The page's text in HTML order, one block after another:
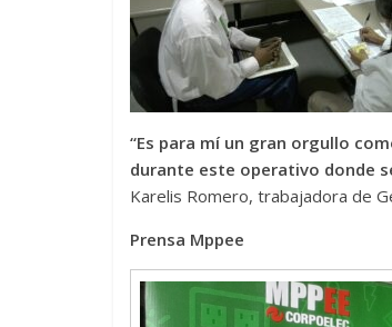
“Es para mí un gran orgullo
durante este operativo donde
Karelis Romero, trabajadora de
Prensa Mppee